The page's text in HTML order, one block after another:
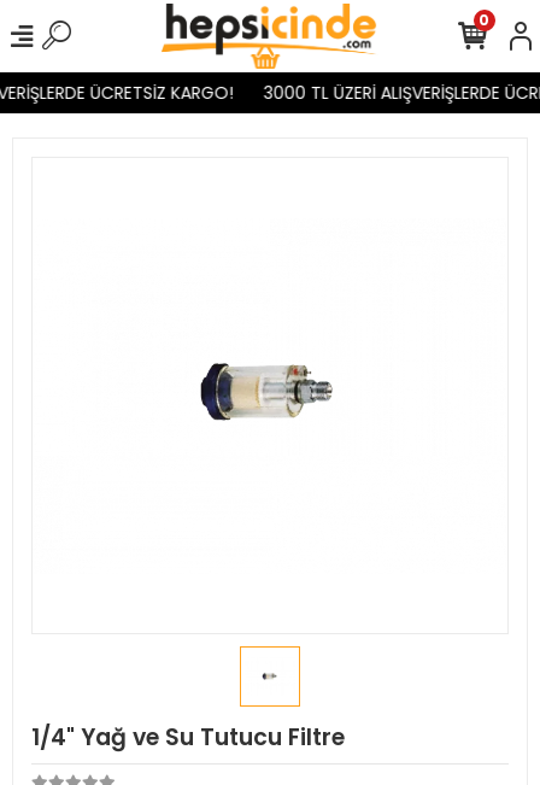
ÜCRETSİZ KARGO! 3000 TL ÜZERİ ALIŞVERİŞLERDE
0
1/4" Yağ ve Su Tutucu Filtre